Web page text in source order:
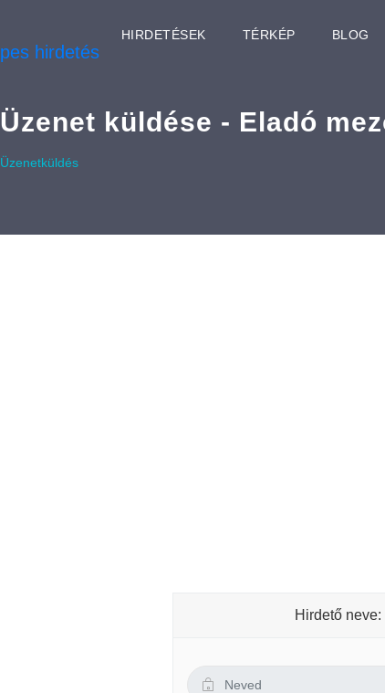
HIRDETÉSEK TÉRKÉP BLOG
Üzenet küldése - Eladó
Üzenetküldés
Hirdető neve: